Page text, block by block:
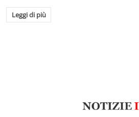
Leggi di più